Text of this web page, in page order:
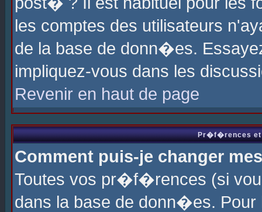
les comptes des utilisateurs
de la base de donn�es.
impliquez-vous dans les
Revenir en haut de page
Pr�f�rences et
Comment puis-je changer
Toutes vos pr�f�rences (si
dans la base de donn�es.